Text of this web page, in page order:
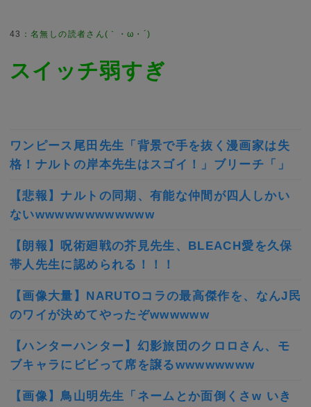
43 ：名無しの読者さん(｀・ω・´)
スイッチ弱すぎ
ワンピース尾田先生「背景で手を抜く漫画家は失
格！ナルトの岸本先生はスゴイ！」ブリーチ「」
【悲報】ナルトの同期、有能な仲間が四人しかい
ないwwwwwwwwwwww
【朗報】呪術廻戦の芥見先生、BLEACH愛を久保
帯人先生に認められる！！！
【画像大量】NARUTOコラの最高傑作を、なんJ民
のワイが決めてやったぞwwwwww
【ハンターハンター】幻影旅団のクロロさん、モ
ブキャラにビビって席を譲るwwwwwwww
【画像】鳥山明先生「ネームとか面倒くさw いき